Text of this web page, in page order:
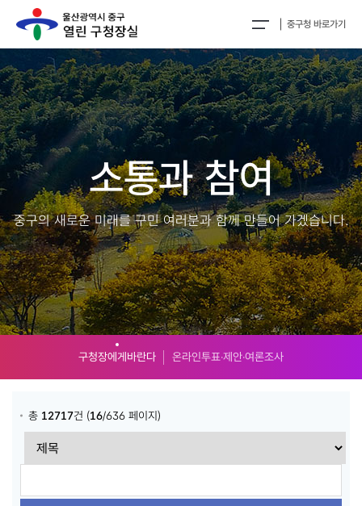
중구청 바로가기
소통과 참여
중구의 새로운 미래를 구민 여러분과 함께 만들어 가겠습니다.
구청장에게바란다 온라인투표‧제안‧여론조사
총 12717건 (16/636 페이지)